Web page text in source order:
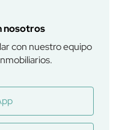
nosotros
con nuestro equipo